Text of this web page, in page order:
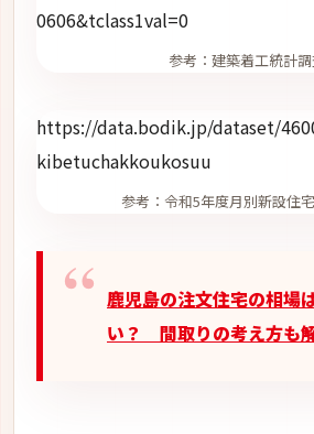
0606&tclass1val=0
参考：建築着工統計
https://data.bodik.jp/dataset/
kibetuchakkoukosuu
参考：令和5年度月別新設住
鹿児島の注文住宅の相場
い？ 間取りの考え方も